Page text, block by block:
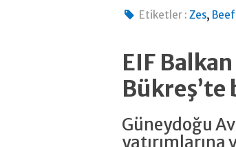
Etiketler : Zes,
EIF
Güneydoğu